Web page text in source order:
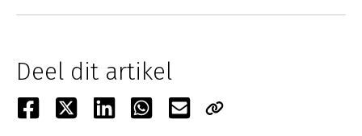
Deel dit artikel